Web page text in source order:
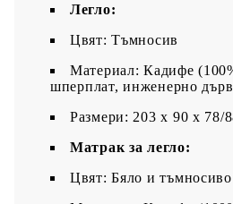
Легло:
Цвят: Тъмносив
Материал: Кадифе
шперплат, инженерно
Размери: 203 x 90 x
Матрак за легло:
Цвят: Бяло и тъмносиво